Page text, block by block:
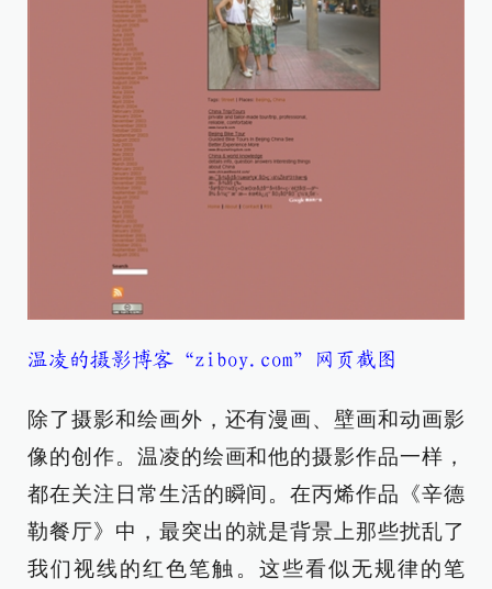
温凌的摄影博客“ziboy.com”网页截图
除了摄影和绘画外，还有漫画、壁画和动画影
像的创作。温凌的绘画和他的摄影作品一样，
都在关注日常生活的瞬间。在丙烯作品《辛德
勒餐厅》中，最突出的就是背景上那些扰乱了
我们视线的红色笔触。这些看似无规律的笔